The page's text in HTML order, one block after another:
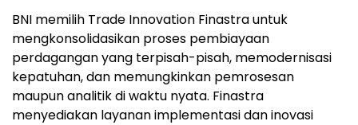
BNI memilih Trade Innovation Finastra untuk
mengkonsolidasikan proses pembiayaan
perdagangan yang terpisah-pisah, memodernisasi
kepatuhan, dan memungkinkan pemrosesan
maupun analitik di waktu nyata. Finastra
menyediakan layanan implementasi dan inovasi